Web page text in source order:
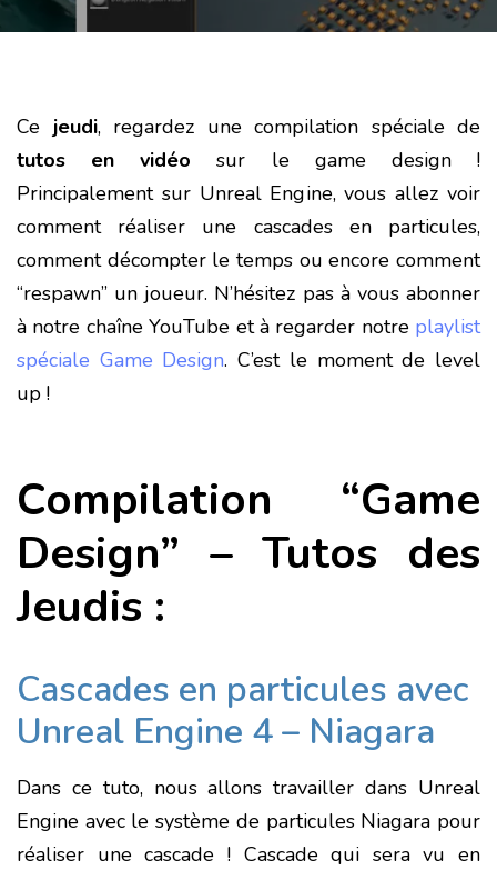
Ce jeudi, regardez une compilation spéciale de
tutos en vidéo sur le game design !
Principalement sur Unreal Engine, vous allez voir
comment réaliser une cascades en particules,
comment décompter le temps ou encore comment
“respawn” un joueur. N’hésitez pas à vous abonner
à notre chaîne YouTube et à regarder notre playlist
spéciale Game Design. C’est le moment de level
up !
Compilation “Game
Design” – Tutos des
Jeudis :
Cascades en particules avec
Unreal Engine 4 – Niagara
Dans ce tuto, nous allons travailler dans Unreal
Engine avec le système de particules Niagara pour
réaliser une cascade ! Cascade qui sera vu en